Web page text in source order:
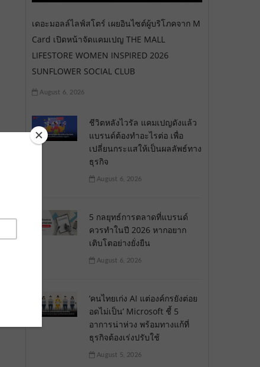
เดอะมอลล์ไลฟ์สโตร์ เผยอินไซต์ผู้บริโภคจาก M
Card เปิดหน้าจัดแคมเปญ THE MALL
LIFESTORE WOMEN INSPIRED 2026
SUNFLOWER SOCIAL CLUB
August 6, 2026
ชีวิตหลังไวรัล แคมเปญดังแล้ว
แบรนด์ต้องทำอะไรต่อ เพื่อ
เปลี่ยนกระแสให้เป็นผลลัพธ์ทาง
ธุรกิจ
August 6, 2026
5 กลยุทธ์การตลาดที่แบรนด์
ควรทำในปี 2026 หากอยาก
เติบโตอย่างยั่งยืน
August 6, 2026
‘คนไทยเก่ง AI แต่องค์กรยังต่อย
อดไม่เป็น’ Microsoft ชี้ 5
อาการน่าห่วง พร้อมทางแก้ที่
ธุรกิจต้องเร่งปรับใช้
August 5, 2026